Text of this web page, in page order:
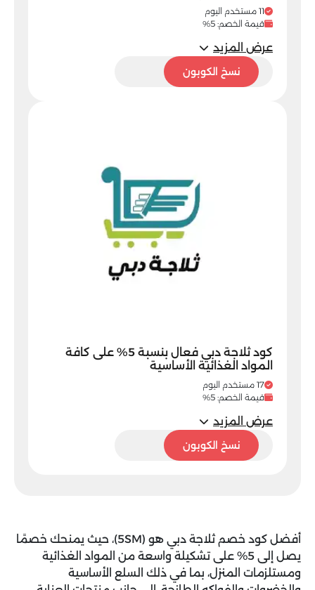
11 مستخدم اليوم
قيمة الخصم: 5%
عرض المزيد
5SMنسخ الكوبون
كود ثلاجة دبي فعال بنسبة 5% على كافة
المواد الغذائية الأساسية
17 مستخدم اليوم
قيمة الخصم: 5%
عرض المزيد
5SMنسخ الكوبون
أفضل كود خصم ثلاجة دبي هو (5SM)، حيث يمنحك خصمًا
يصل إلى 5% على تشكيلة واسعة من المواد الغذائية
ومستلزمات المنزل، بما في ذلك السلع الأساسية